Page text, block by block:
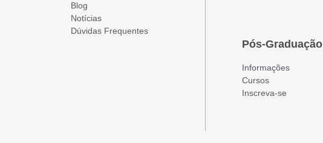
Blog
Notícias
Dúvidas Frequentes
Pós-Graduação
Informações
Cursos
Inscreva-se